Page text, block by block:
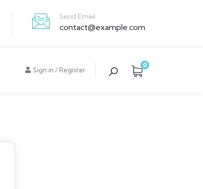
Send Email
contact@example.com
Sign in / Register
0